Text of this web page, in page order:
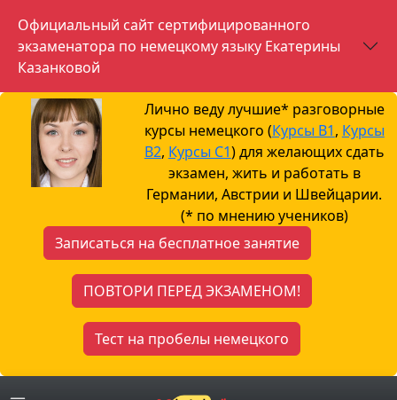
Официальный сайт сертифицированного
экзаменатора по немецкому языку Екатерины
Казанковой
Лично веду лучшие* разговорные
курсы немецкого (Курсы B1, Курсы
B2, Курсы С1) для желающих сдать
экзамен, жить и работать в
Германии, Австрии и Швейцарии.
(* по мнению учеников)
Записаться на бесплатное занятие
ПОВТОРИ ПЕРЕД ЭКЗАМЕНОМ!
Тест на пробелы немецкого